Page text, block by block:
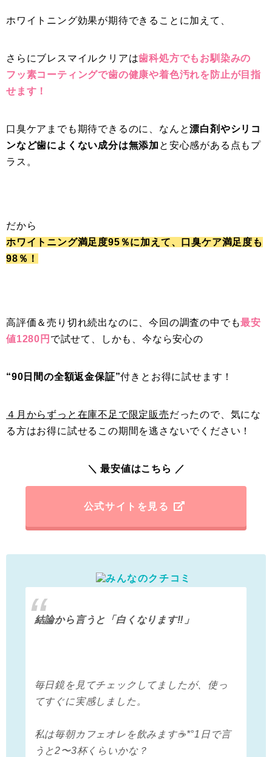
ホワイトニング効果が期待できることに加えて、
さらにブレスマイルクリアは歯科処方でもお馴染みの
フッ素コーティングで歯の健康や着色汚れを防止が目指
せます！
口臭ケアまでも期待できるのに、なんと漂白剤やシリコ
ンなど歯によくない成分は無添加 と安心感がある点もプ
ラス。
だから
ホワイトニング満足度95％に加えて、口臭ケア満足度も
98％！
高評価＆売り切れ続出なのに、今回の調査の中でも最安
値1280円 で試せて、しかも、今なら安心の
“90日間の全額返金保証”付きとお得に試せます！
４月からずっと在庫不足で限定販売だったので、気にな
る方はお得に試せるこの期間を逃さないでください！
＼ 最安値はこちら ／
公式サイトを見る
結論から言うと 「白くなります‼️」
毎日鏡を見てチェックしてましたが、 使っ
てすぐに実感しました。
私は毎朝カフェオレを飲みます☕*° 1日で言
うと2〜3杯くらいかな？